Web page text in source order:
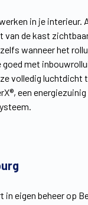
in je interieur.
de kast
wanneer het
met
volledig luchtdicht
een
eigen beheer op